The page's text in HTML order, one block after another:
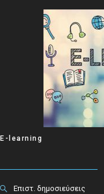
E-learning
Επιστ. δημοσιεύσεις